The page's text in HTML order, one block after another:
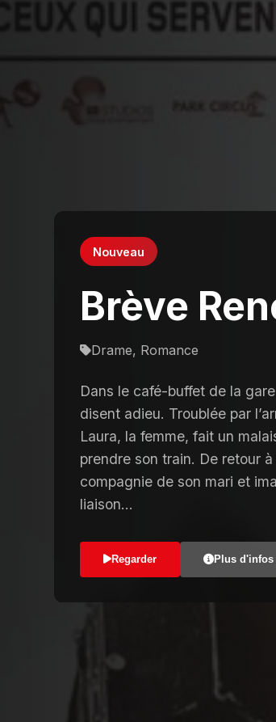
Nouveau
Brève
Drame, Romance
Dans le café-buffet de la
disent adieu. Troublée par
Laura, la femme, fait un
prendre son train. De retour
compagnie de son mari et
liaison…
Regarder Plus d'infos